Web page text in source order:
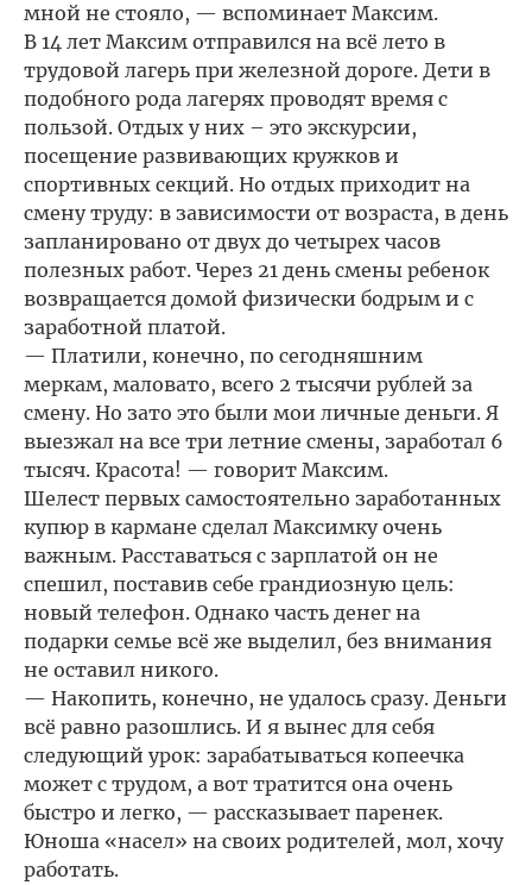
мной не стояло, — вспоминает Максим.
В 14 лет Максим отправился на всё лето в
трудовой лагерь при железной дороге. Дети в
подобного рода лагерях проводят время с
пользой. Отдых у них – это экскурсии,
посещение развивающих кружков и
спортивных секций. Но отдых приходит на
смену труду: в зависимости от возраста, в день
запланировано от двух до четырех часов
полезных работ. Через 21 день смены ребенок
возвращается домой физически бодрым и с
заработной платой.
— Платили, конечно, по сегодняшним
меркам, маловато, всего 2 тысячи рублей за
смену. Но зато это были мои личные деньги. Я
выезжал на все три летние смены, заработал 6
тысяч. Красота! — говорит Максим.
Шелест первых самостоятельно заработанных
купюр в кармане сделал Максимку очень
важным. Расставаться с зарплатой он не
спешил, поставив себе грандиозную цель:
новый телефон. Однако часть денег на
подарки семье всё же выделил, без внимания
не оставил никого.
— Накопить, конечно, не удалось сразу. Деньги
всё равно разошлись. И я вынес для себя
следующий урок: зарабатываться копеечка
может с трудом, а вот тратится она очень
быстро и легко, — рассказывает паренек.
Юноша «насел» на своих родителей, мол, хочу
работать.